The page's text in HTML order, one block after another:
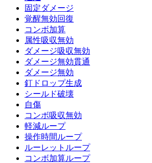
固定ダメージ
覚醒無効回復
コンボ加算
属性吸収無効
ダメージ吸収無効
ダメージ無効貫通
ダメージ無効
釘ドロップ生成
シールド破壊
自傷
コンボ吸収無効
軽減ループ
操作時間ループ
ルーレットループ
コンボ加算ループ